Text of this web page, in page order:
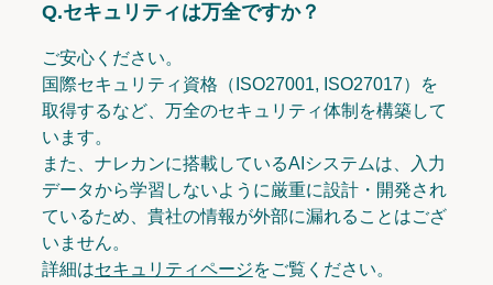
Q.セキュリティは万全ですか？
ご安心ください。
国際セキュリティ資格（ISO27001, ISO27017）を
取得するなど、万全のセキュリティ体制を構築して
います。
また、ナレカンに搭載しているAIシステムは、入力
データから学習しないように厳重に設計・開発され
ているため、貴社の情報が外部に漏れることはござ
いません。
詳細はセキュリティページをご覧ください。